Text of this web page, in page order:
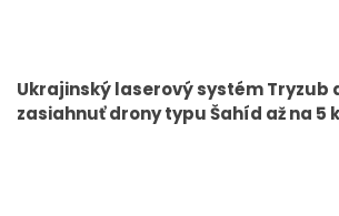
Ukrajinský laserový systém Tryzub
zasiahnuť drony typu Šahíd až na 5